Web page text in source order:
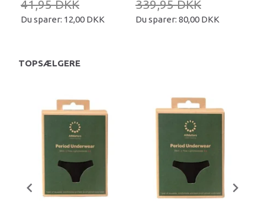
41,95 DKK
Du sparer: 12,00 DKK
339,95 DKK
Du sparer: 80,00 DKK
TOPSÆLGERE